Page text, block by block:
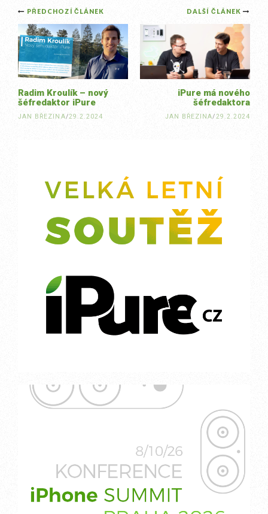
Post
navigation
DALŠÍ ČLÁNEK
iPure má nového
šéfredaktora
JAN BŘEZINA/29.2.2024
PŘEDCHOZÍ ČLÁNEK
Radim Kroulík – nový
šéfredaktor iPure
JAN BŘEZINA/29.2.2024